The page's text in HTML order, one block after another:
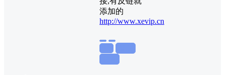
添加的
http://www.xevip.cn